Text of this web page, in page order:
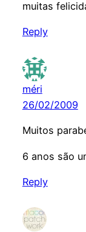
muitas
Reply
méri
26/02/2009
Muitos
6 anos são
Reply